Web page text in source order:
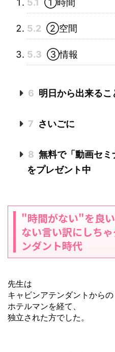
5.1 ①時間
5.2 ②空間
5.3 ③情報
6 明日から出来るこ
7 さいごに
8 無料で「動画セミ
をプレゼント中
"時間がない"を良
ない言い訳にしち
ンダント時代
先生は
キャビンアテンダントからの
ホテルマンを経て、
独立された方でした。